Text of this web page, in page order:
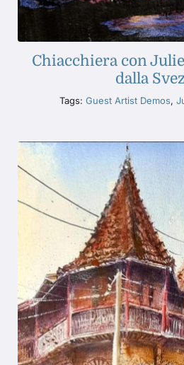
Chiacchiera con
dalla
Tags: Guest Artist Demos,